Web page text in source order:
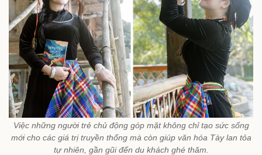
Việc những người trẻ chủ động góp mặt không chỉ tạo sức sống
mới cho các giá trị truyền thống mà còn giúp văn hóa Tày lan tỏa
tự nhiên, gần gũi đến du khách ghé thăm.